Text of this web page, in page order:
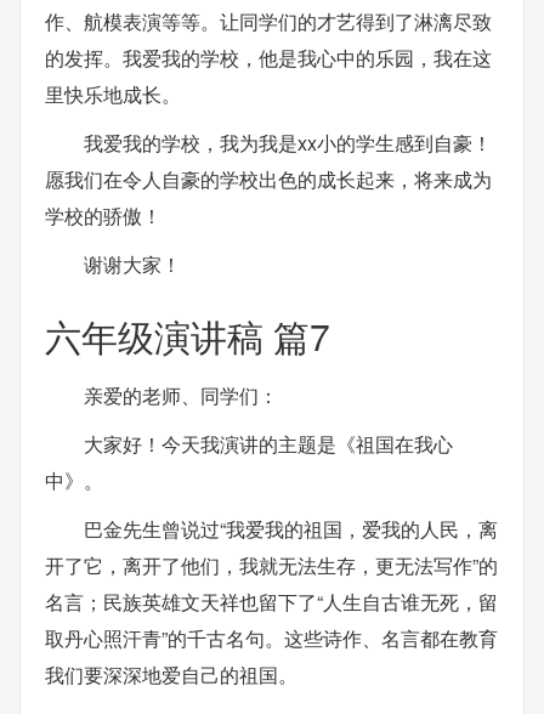
作、航模表演等等。让同学们的才艺得到了淋漓尽致
的发挥。我爱我的学校，他是我心中的乐园，我在这
里快乐地成长。
我爱我的学校，我为我是xx小的学生感到自豪！
愿我们在令人自豪的学校出色的成长起来，将来成为
学校的骄傲！
谢谢大家！
六年级演讲稿 篇7
亲爱的老师、同学们：
大家好！今天我演讲的主题是《祖国在我心
中》。
巴金先生曾说过“我爱我的祖国，爱我的人民，离
开了它，离开了他们，我就无法生存，更无法写作”的
名言；民族英雄文天祥也留下了“人生自古谁无死，留
取丹心照汗青”的千古名句。这些诗作、名言都在教育
我们要深深地爱自己的祖国。